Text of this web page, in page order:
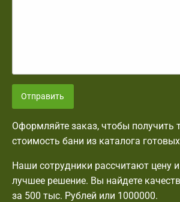
Отправить
Оформляйте заказ, чтобы получить
стоимость бани из каталога
Наши сотрудники рассчитают цену
лучшее решение. Вы найдете
за 500 тыс. Рублей или 1000000.